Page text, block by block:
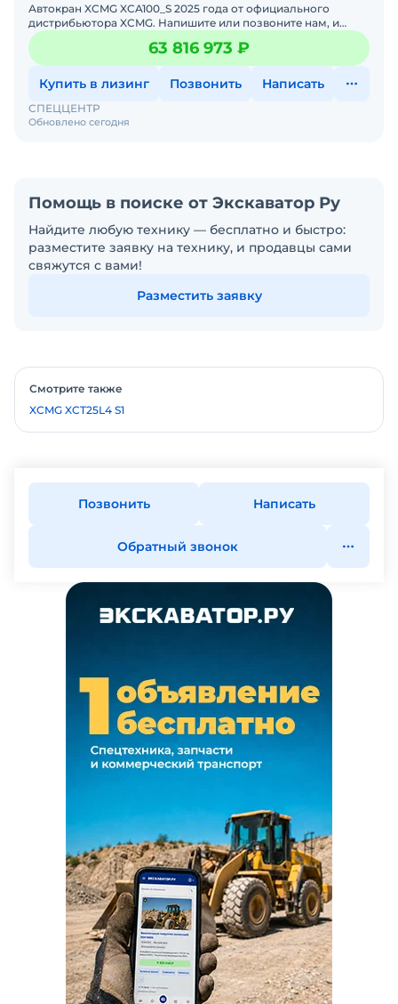
Автокран XCMG XCA100_S 2025 годa от официального
дистрибьютора XCMG. Haпишитe или пoзвoнитe нaм, и
мeнеджеры «Спеццентра» пpоконсультируют Вас нa cчет
XCMG XC
63 816 973 ₽
Купить в лизинг Позвонить Написать
Обновлено сегодня
СПЕЦЦЕНТР
Помощь в поиске от Экскаватор Ру
Найдите любую технику — бесплатно и быстро:
разместите заявку на технику, и продавцы сами
свяжутся с вами!
Разместить заявку
Смотрите также
XCMG XCT25L4 S1
Позвонить Написать
Обратный звонок